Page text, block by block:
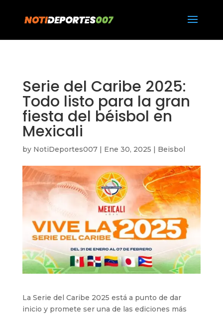
Serie del Caribe 2025:
Todo listo para la gran
fiesta del béisbol en
Mexicali
by NotiDeportes007| Ene 30, 2025 | Beisbol
La Serie del Caribe 2025 está a punto de dar
inicio y promete ser una de las ediciones más